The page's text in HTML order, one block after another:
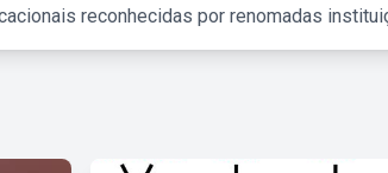
reconhecidas por renomadas